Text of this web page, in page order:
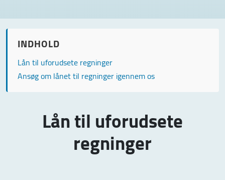
Lån til uforudsete
regninger
INDHOLD
Lån til uforudsete regninger
Ansøg om lånet til regninger igennem os